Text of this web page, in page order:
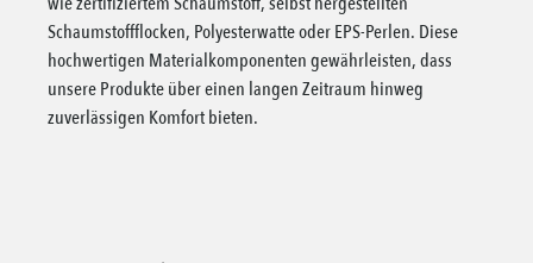
Schaumstoffflocken, Polyesterwatte oder EPS-Perlen. Diese
hochwertigen Materialkomponenten gewährleisten, dass
unsere Produkte über einen langen Zeitraum hinweg
zuverlässigen Komfort bieten.